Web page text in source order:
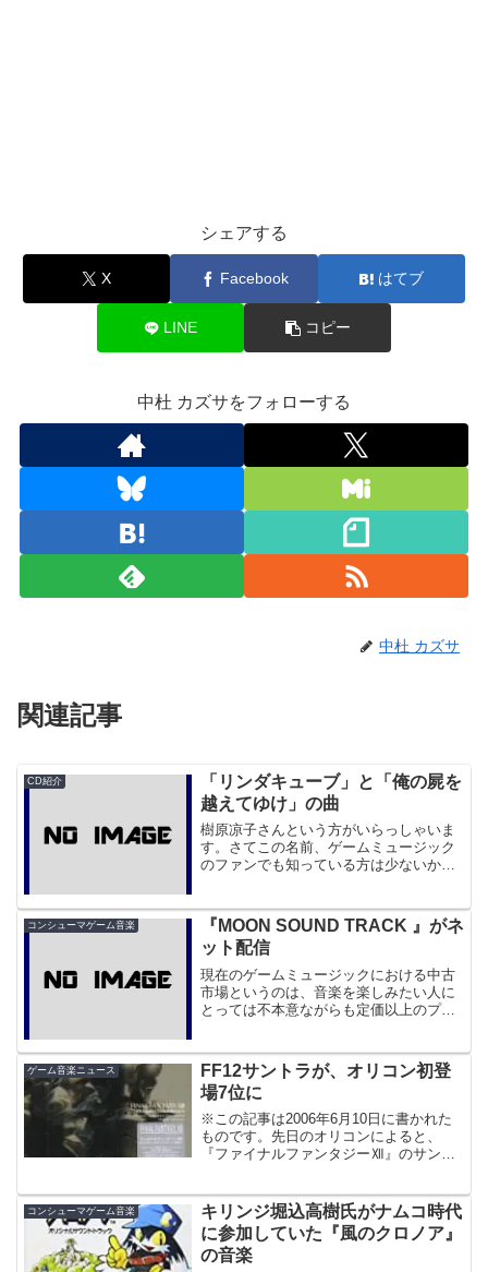
シェアする
X Facebook はてブ
LINE コピー
中杜 カズサをフォローする
中杜 カズサ
関連記事
CD紹介
「リンダキューブ」と「俺の屍を
越えてゆけ」の曲
樹原凉子さんという方がいらっしゃいま
す。さてこの名前、ゲームミュージック
のファンでも知っている方は少ないかも
ダキューブ」の歌のみなのですから。し
かし、この方の曲は私の知...
コンシューマゲーム音楽
『MOON SOUND TRACK 』がネ
ット配信
現在のゲームミュージックにおける中古
市場というのは、音楽を楽しみたい人に
とっては不本意ながらも定価以上のプレ
数多くなされ、あまりにも高くて手が出
なかったようなサントラで...
ゲーム音楽ニュース
FF12サントラが、オリコン初登
場7位に
※この記事は2006年6月10日に書かれた
ものです。先日のオリコンによると、
『ファイナルファンタジーⅫ』のサント
だけど、ＦＦシリーズの知名度と崎元氏
の音楽、それに豪華な...
コンシューマゲーム音楽
キリンジ堀込高樹氏がナムコ時代
に参加していた『風のクロノア』
の音楽